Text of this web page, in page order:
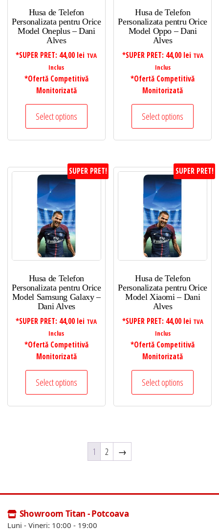
Husa de Telefon
Personalizata pentru Orice
Model Oneplus – Dani
Alves
*SUPER PRET: 44,00 lei TVA
Inclus
*Ofertă Competitivă
Monitorizată
Select options
Husa de Telefon
Personalizata pentru Orice
Model Oppo – Dani
Alves
*SUPER PRET: 44,00 lei TVA
Inclus
*Ofertă Competitivă
Monitorizată
Select options
SUPER PRET!
Husa de Telefon
Personalizata pentru Orice
Model Samsung Galaxy –
Dani Alves
*SUPER PRET: 44,00 lei TVA
Inclus
*Ofertă Competitivă
Monitorizată
Select options
SUPER PRET!
Husa de Telefon
Personalizata pentru Orice
Model Xiaomi – Dani
Alves
*SUPER PRET: 44,00 lei TVA
Inclus
*Ofertă Competitivă
Monitorizată
Select options
1 2 →
Showroom Titan - Potcoava
Luni - Vineri: 10:00 - 19:00